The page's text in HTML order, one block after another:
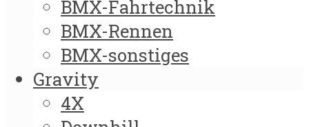
BMX-Fahrtechnik
BMX-Rennen
BMX-sonstiges
Gravity
4X